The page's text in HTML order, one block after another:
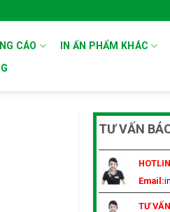
CÁO
IN ẤN PHẨM KHÁC
TƯ VẤN
Email:
TƯ